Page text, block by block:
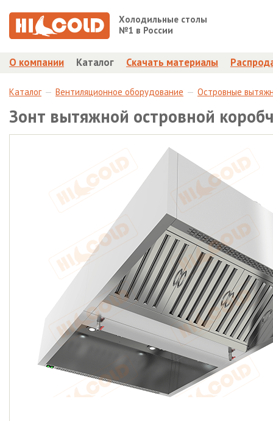
Холодильные столы
№1 в России
О компании Каталог Скачать материалы
Каталог Вентиляционное оборудование Островные
Зонт вытяжной островной